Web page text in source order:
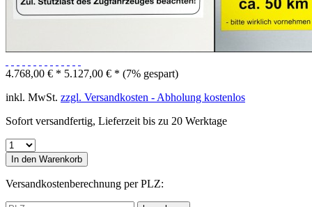
4.768,00 € * 5.127,00 € * (7% gespart)
inkl. MwSt. zzgl. Versandkosten - Abholung kostenlos
Sofort versandfertig, Lieferzeit bis zu 20 Werktage
In den Warenkorb
Versandkostenberechnung per PLZ: